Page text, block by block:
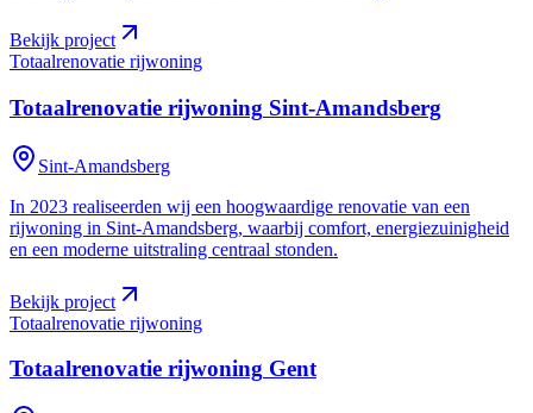
Bekijk project
Totaalrenovatie rijwoning
Totaalrenovatie rijwoning Sint-Amandsberg
Sint-Amandsberg
In 2023 realiseerden wij een hoogwaardige renovatie van een
rijwoning in Sint-Amandsberg, waarbij comfort, energiezuinigheid
en een moderne uitstraling centraal stonden.
Bekijk project
Totaalrenovatie rijwoning
Totaalrenovatie rijwoning Gent